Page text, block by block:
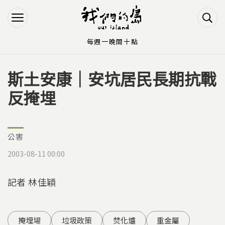
Jump to Navigation
Jump to Main content
您在這裡
斯土安康｜安坑居民長期抗戰
反掩埋
公害
2003-08-11 00:00
記者 林佳穎
掩埋場 垃圾政策 焚化爐 重金屬
每週一晚間十點